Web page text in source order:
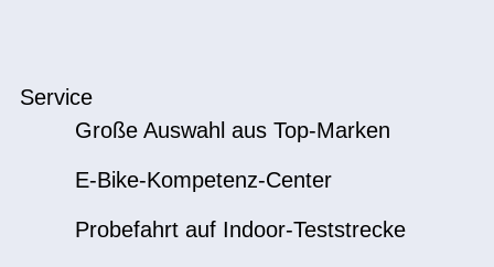
Service
Große Auswahl aus Top-Marken
E-Bike-Kompetenz-Center
Probefahrt auf Indoor-Teststrecke